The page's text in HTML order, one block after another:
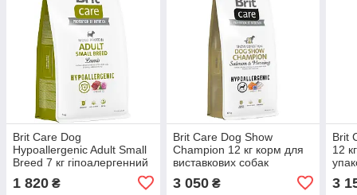
Brit Care Dog
Hypoallergenic Adult Small
Breed 7 кг гіпоалергенний
для собак малих порід з
ягням
1 820 ₴
Brit Care Dog Show
Champion 12 кг корм для
виставкових собак
3 050₴
Brit
12
3